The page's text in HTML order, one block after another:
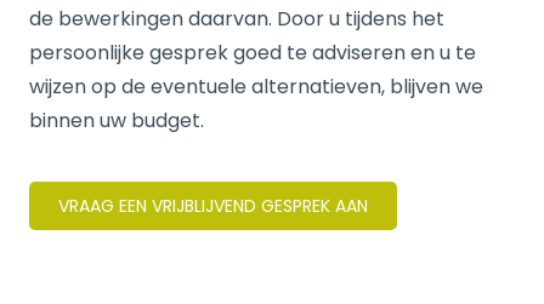
de bewerkingen daarvan. Door u tijdens het
persoonlijke gesprek goed te adviseren en u te
wijzen op de eventuele alternatieven, blijven we
binnen uw budget.
VRAAG EEN VRIJBLIJVEND GESPREK AAN